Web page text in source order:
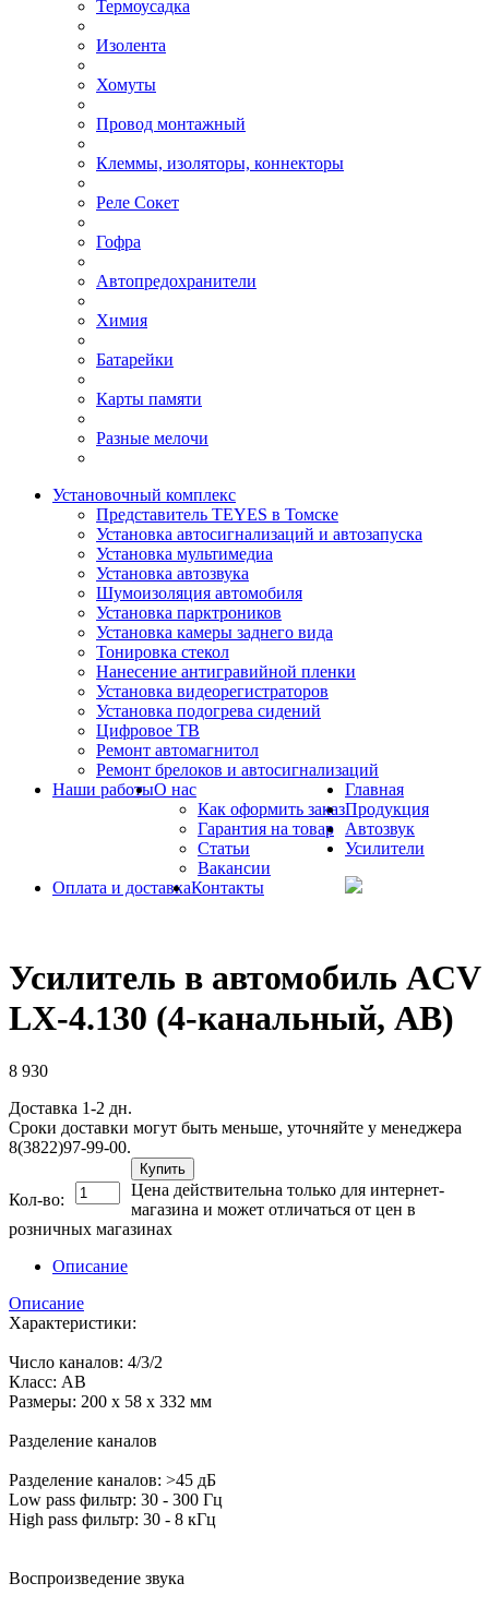
Термоусадка
Изолента
Хомуты
Провод монтажный
Клеммы, изоляторы, коннекторы
Реле Сокет
Гофра
Автопредохранители
Химия
Батарейки
Карты памяти
Разные мелочи
Установочный комплекс
Представитель TEYES в Томске
Установка автосигнализаций и автозапуска
Установка мультимедиа
Установка автозвука
Шумоизоляция автомобиля
Установка парктроников
Установка камеры заднего вида
Тонировка стекол
Нанесение антигравийной пленки
Установка видеорегистраторов
Установка подогрева сидений
Цифровое ТВ
Ремонт автомагнитол
Ремонт брелоков и автосигнализаций
Наши работыО нас
Как оформить заказ
Гарантия на товар
Статьи
Вакансии
Оплата и доставкаКонтакты
Главная
Продукция
Автозвук
Усилители
Усилитель в автомобиль ACV
LX-4.130 (4-канальный, АВ)
8 930
Доставка 1-2 дн.
Сроки доставки могут быть меньше, уточняйте у менеджера
8(3822)97-99-00.
Кол-во:
Купить
Цена действительна только для интернет-
магазина и может отличаться от цен в
розничных магазинах
Описание
Описание
Характеристики:
Число каналов: 4/3/2
Класс: АВ
Размеры: 200 х 58 х 332 мм
Разделение каналов
Разделение каналов: >45 дБ
Low pass фильтр: 30 - 300 Гц
High pass фильтр: 30 - 8 кГц
Воспроизведение звука